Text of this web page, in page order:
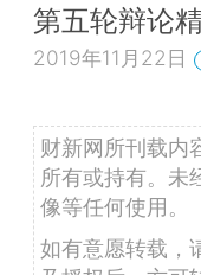
第五轮辩论
2019年11月22日
财新网所刊载内
所有或持有。未
像等任何使用。
如有意愿转载，